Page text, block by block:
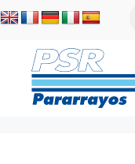
Saltar
al